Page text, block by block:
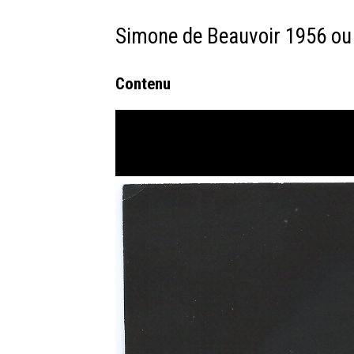
Simone de Beauvoir 1956
Contenu